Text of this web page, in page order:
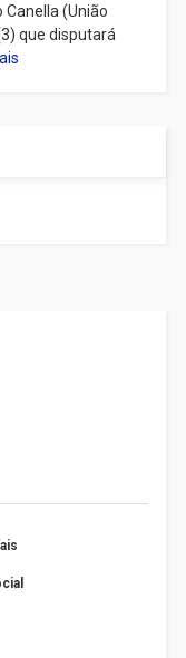
Canella (União
que disputará